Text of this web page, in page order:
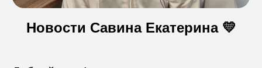
Пожертвовать
Новости Савина Екатерина 💛